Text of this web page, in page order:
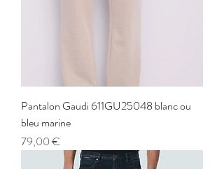
Pantalon Gaudi 611GU25048 blanc ou
bleu marine
Prix
79,00 €